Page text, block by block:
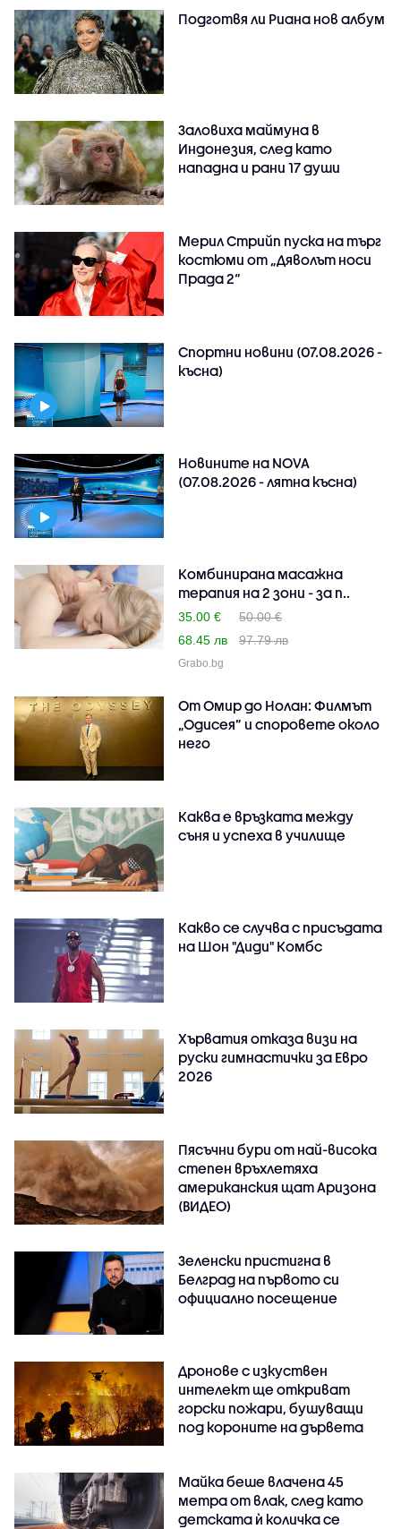
Подготвя ли Риана нов албум
Заловиха маймуна в
Индонезия, след като
нападна и рани 17 души
Мерил Стрийп пуска на търг
костюми от „Дяволът носи
Прада 2“
Спортни новини (07.08.2026 -
късна)
Новините на NOVA
(07.08.2026 - лятна късна)
Комбинирана масажна
терапия на 2 зони - за п..
35.00 €
50.00 €
68.45 лв
97.79 лв
Grabo.bg
От Омир до Нолан: Филмът
„Одисея” и споровете около
него
Каква е връзката между
съня и успеха в училище
Какво се случва с присъдата
на Шон "Диди" Комбс
Хърватия отказа визи на
руски гимнастички за Евро
2026
Пясъчни бури от най-висока
степен връхлетяха
американския щат Аризона
(ВИДЕО)
Зеленски пристигна в
Белград на първото си
официално посещение
Дронове с изкуствен
интелект ще откриват
горски пожари, бушуващи
под короните на дървета
Майка беше влачена 45
метра от влак, след като
детската ѝ количка се